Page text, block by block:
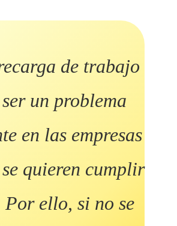
de trabajo
un problema
en las empresas
quieren cumplir
Por ello, si no se